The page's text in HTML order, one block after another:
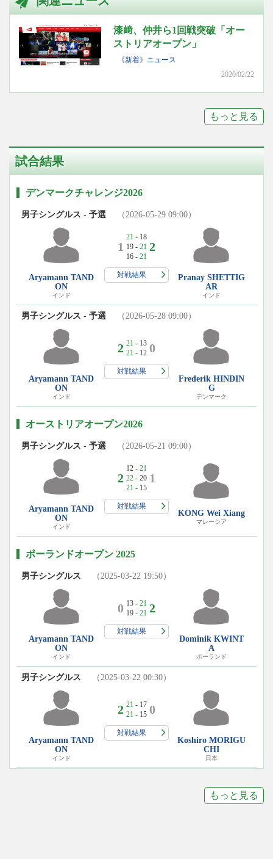
漆﨑、仲井ら1回戦突破「オー
ストリアオープン」
《新着》ニュース
2020/02/22
もっと見る
試合結果
デンマークチャレンジ2026
男子シングルス - 予選 （2026-05-29 09:00）
Aryamann TAND
ON
インド
1
21 - 18
19 - 21
16 - 21
2
対戦結果
Pranay SHETTIG
AR
インド
男子シングルス - 予選 （2026-05-28 09:00）
Aryamann TAND
ON
インド
2 21 - 13
21 - 12 0
対戦結果
Frederik HINDIN
G
デンマーク
オーストリアオープン2026
男子シングルス - 予選 （2026-05-21 09:00）
Aryamann TAND
ON
インド
2
12 - 21
22- 20
21 - 15
1
対戦結果
KONG Wei Xiang
マレーシア
ポーランドオープン 2025
男子シングルス （2025-03-22 19:50）
Aryamann TAND
ON
インド
0 13 - 21
19 - 21 2
対戦結果
Dominik KWINT
A
ポーランド
男子シングルス （2025-03-22 00:30）
Aryamann TAND
ON
インド
2 21 - 17
21 - 15 0
対戦結果
Koshiro MORIGU
CHI
日本
もっと見る